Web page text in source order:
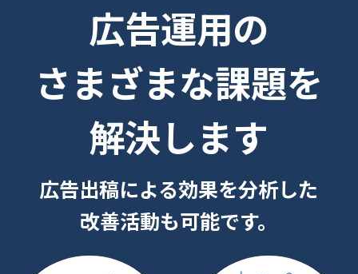
広告運用の
さまざまな課題を
解決します
広告出稿による効果を分析した
改善活動も可能です。